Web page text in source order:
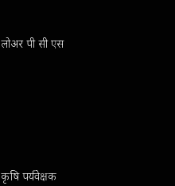
लोअर पी सी एस
कृषि पर्यवेक्षक